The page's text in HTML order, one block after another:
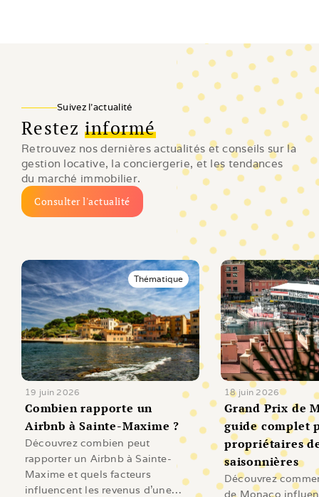
Suivez l'actualité
Restez informé
Retrouvez nos dernières actualités et conseils sur la
gestion locative, la conciergerie, et les tendances
du marché immobilier.
Consulter l'actualité
Thématique
19 juin 2026
Combien rapporte un
Airbnb à Sainte-Maxime ?
Découvrez combien peut
rapporter un Airbnb à Sainte-
Maxime et quels facteurs
influencent les revenus d'une
18 juin 2026
Grand Prix de
guide complet
propriétaires
saisonnières
Découvrez
de Monaco